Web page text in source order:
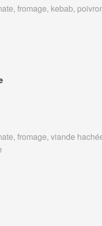
fromage, kebab,
fromage, viande